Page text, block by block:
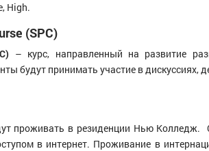
High.
(SPC)
– курс, направленный на развитие
будут принимать участие в дискуссиях,
проживать в резиденции Нью
в интернет. Проживание в